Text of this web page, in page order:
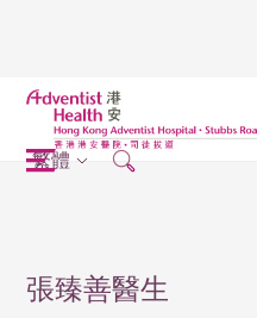
繁體
張臻善醫生